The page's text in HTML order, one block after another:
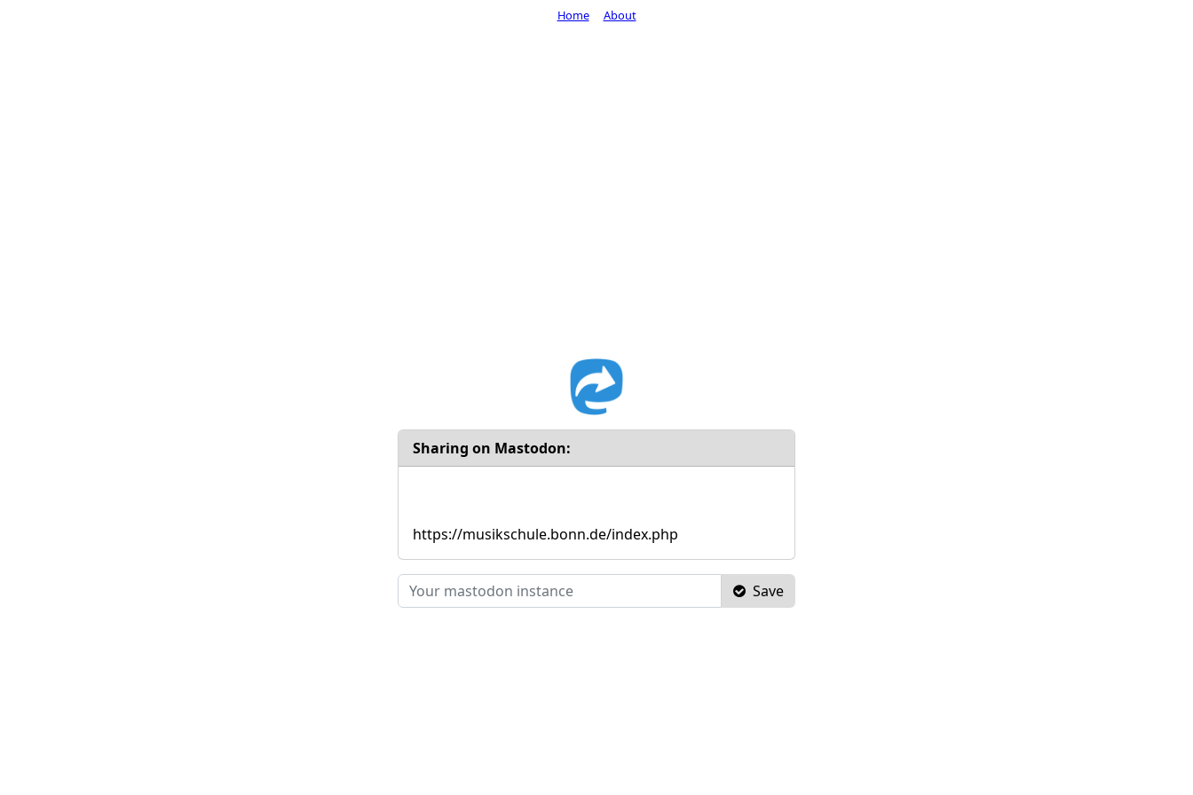
Sharing on Mastodon:
https://musikschule.bonn.de/index.php
Save
Home About